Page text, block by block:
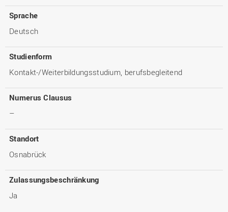
Sprache
Deutsch
Studienform
Kontakt-/Weiterbildungsstudium, berufsbegleitend
Numerus Clausus
–
Standort
Osnabrück
Zulassungsbeschränkung
Ja